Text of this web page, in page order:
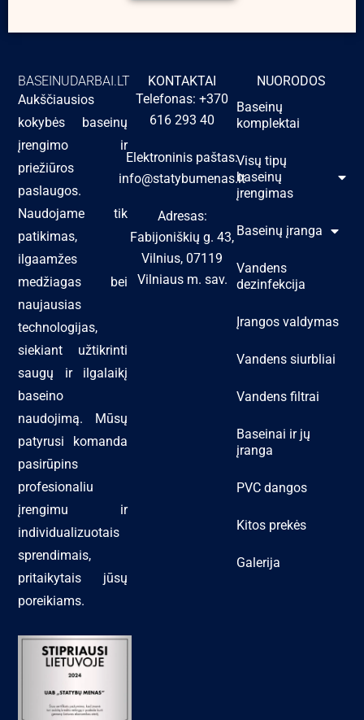
BASEINUDARBAI.LT
Aukščiausios
kokybės baseinų
įrengimo ir
priežiūros
paslaugos.
Naudojame tik
patikimas,
ilgaamžes
medžiagas bei
naujausias
technologijas,
siekiant užtikrinti
saugų ir ilgalaikį
baseino
naudojimą. Mūsų
patyrusi komanda
pasirūpins
profesionaliu
įrengimu ir
individualizuotais
sprendimais,
pritaikytais jūsų
poreikiams.
KONTAKTAI
Telefonas: +370
616 293 40
Elektroninis paštas:
info@statybumenas.lt
Adresas:
Fabijoniškių g. 43,
Vilnius, 07119
Vilniaus m. sav.
NUORODOS
Baseinų
komplektai
Visų tipų
baseinų
įrengimas
Baseinų įranga
Vandens
dezinfekcija
Įrangos valdymas
Vandens siurbliai
Vandens filtrai
Baseinai ir jų
įranga
PVC dangos
Kitos prekės
Galerija